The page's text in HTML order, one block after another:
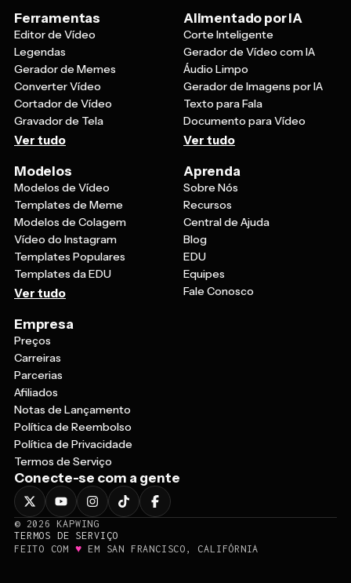
Ferramentas
Editor de Vídeo
Legendas
Gerador de Memes
Converter Vídeo
Cortador de Vídeo
Gravador de Tela
Ver tudo
Alimentado por IA
Corte Inteligente
Gerador de Vídeo com IA
Áudio Limpo
Gerador de Imagens por IA
Texto para Fala
Documento para Vídeo
Ver tudo
Modelos
Modelos de Vídeo
Templates de Meme
Modelos de Colagem
Vídeo do Instagram
Templates Populares
Templates da EDU
Ver tudo
Aprenda
Sobre Nós
Recursos
Central de Ajuda
Blog
EDU
Equipes
Fale Conosco
Empresa
Preços
Carreiras
Parcerias
Afiliados
Notas de Lançamento
Política de Reembolso
Política de Privacidade
Termos de Serviço
Conecte-se com a gente
© 2026
KAPWING
TERMOS DE SERVIÇO
FEITO COM ♥ EM SAN FRANCISCO, CALIFÓRNIA